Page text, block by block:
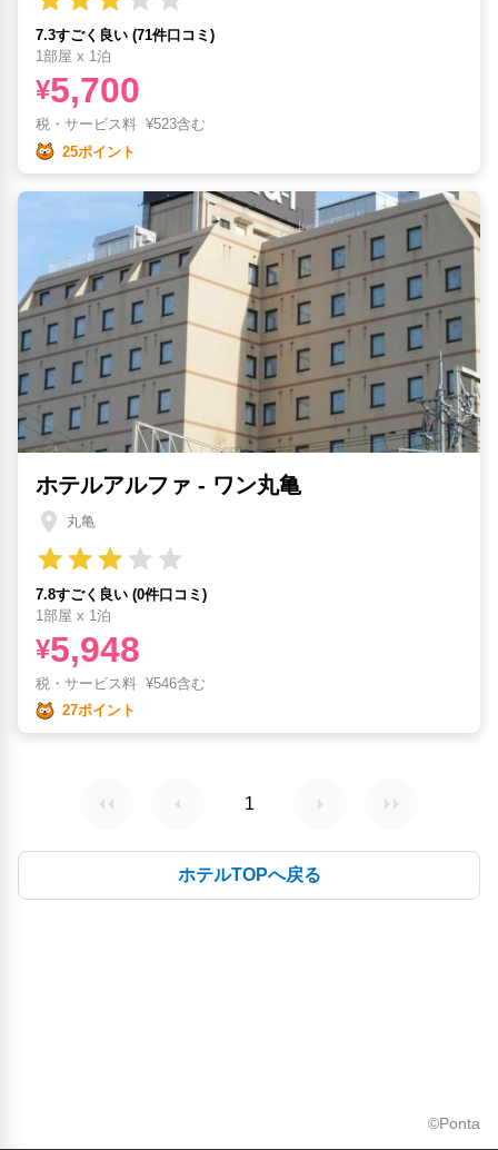
7.3すごく良い (71件口コミ)
1部屋 x 1泊
¥5,700
税・サービス料 ¥523含む
25ポイント
ホテルアルファ - ワン丸亀
丸亀
7.8すごく良い (0件口コミ)
1部屋 x 1泊
¥5,948
税・サービス料 ¥546含む
27ポイント
1
ホテルTOPへ戻る
©Ponta